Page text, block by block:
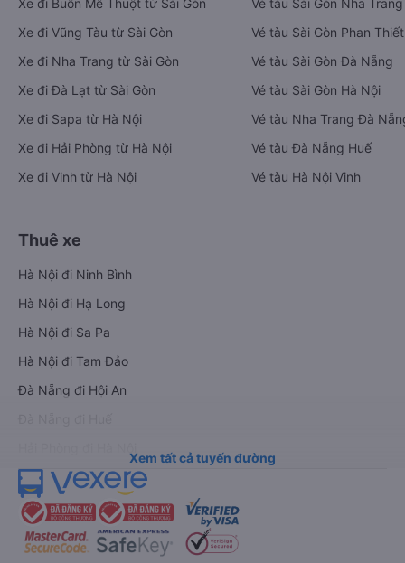
Xe đi Buôn Mê Thuột từ Sài Gòn
Xe đi Vũng Tàu từ Sài Gòn
Xe đi Nha Trang từ Sài Gòn
Xe đi Đà Lạt từ Sài Gòn
Xe đi Sapa từ Hà Nội
Xe đi Hải Phòng từ Hà Nội
Xe đi Vinh từ Hà Nội
Vé tàu Sài Gòn Nha Trang
Vé tàu Sài Gòn Phan Thiết
Vé tàu Sài Gòn Đà Nẵng
Vé tàu Sài Gòn Hà Nội
Vé tàu Nha Trang Đà
Vé tàu Đà Nẵng Huế
Vé tàu Hà Nội Vinh
Thuê xe
Hà Nội đi Ninh Bình
Hà Nội đi Hạ Long
Hà Nội đi Sa Pa
Hà Nội đi Tam Đảo
Đà Nẵng đi Hội An
Xem tất cả tuyến đường